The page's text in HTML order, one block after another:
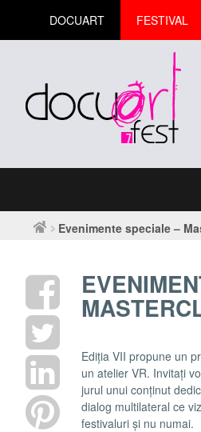
DOCUART FESTIVAL
Evenimente speciale –
Ediția VII propune un
un atelier VR. Invitați
jurul unui conținut
dialog multilateral ce
festivaluri și nu numai.